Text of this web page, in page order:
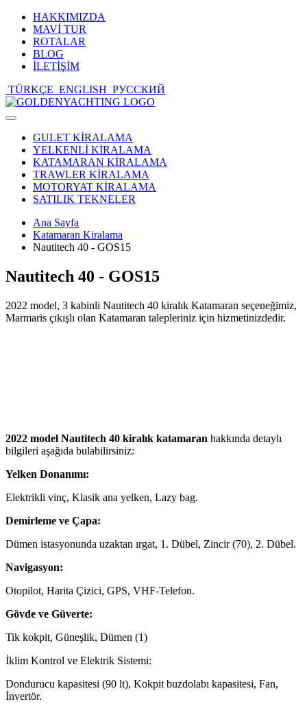
HAKKIMIZDA
MAVİ TUR
ROTALAR
BLOG
İLETİŞİM
TÜRKÇE ENGLISH РУССКИЙ
Toggle
navigationGULET KİRALAMA
YELKENLİ KİRALAMA
KATAMARAN KİRALAMA
TRAWLER KİRALAMA
MOTORYAT KİRALAMA
SATILIK TEKNELER
Ana Sayfa
Katamaran Kiralama
Nautitech 40 - GOS15
Nautitech 40 - GOS15
2022 model, 3 kabinli Nautitech 40 kiralık Katamaran seçeneğimiz,
Marmaris çıkışlı olan Katamaran talepleriniz için hizmetinizdedir.
2022 model Nautitech 40 kiralık katamaran hakkında detaylı
bilgileri aşağıda bulabilirsiniz:
Yelken Donanımı:
Elektrikli vinç, Klasik ana yelken, Lazy bag.
Demirleme ve Çapa:
Dümen istasyonunda uzaktan ırgat, 1. Dübel, Zincir (70), 2. Dübel.
Navigasyon:
Otopilot, Harita Çizici, GPS, VHF-Telefon.
Gövde ve Güverte:
Tik kokpit, Güneşlik, Dümen (1)
İklim Kontrol ve Elektrik Sistemi:
Dondurucu kapasitesi (90 lt), Kokpit buzdolabı kapasitesi, Fan,
İnvertör.